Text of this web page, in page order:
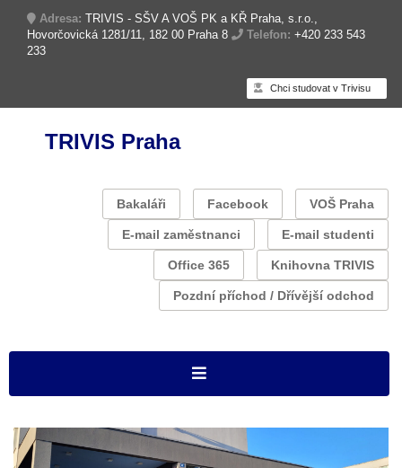
Adresa: TRIVIS - SŠV A VOŠ PK a KŘ Praha, s.r.o.,
Hovorčovická 1281/11, 182 00 Praha 8
Telefon: +420 233 543
233
Chci studovat v Trivisu
TRIVIS Praha
Bakaláři Facebook VOŠ Praha
E-mail zaměstnanci E-mail studenti
Office 365 Knihovna TRIVIS
Pozdní příchod / Dřívější odchod